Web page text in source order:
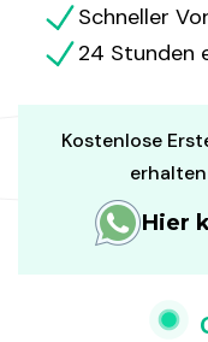
Schneller
24 Stunden
Kostenlose
Hier